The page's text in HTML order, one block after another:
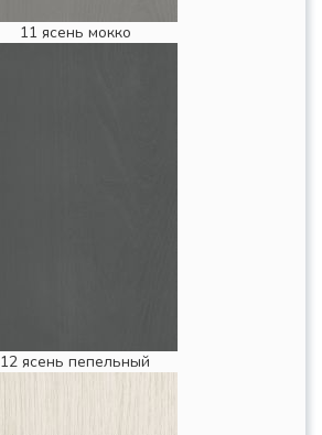
11 ясень мокко
12 ясень пепельный